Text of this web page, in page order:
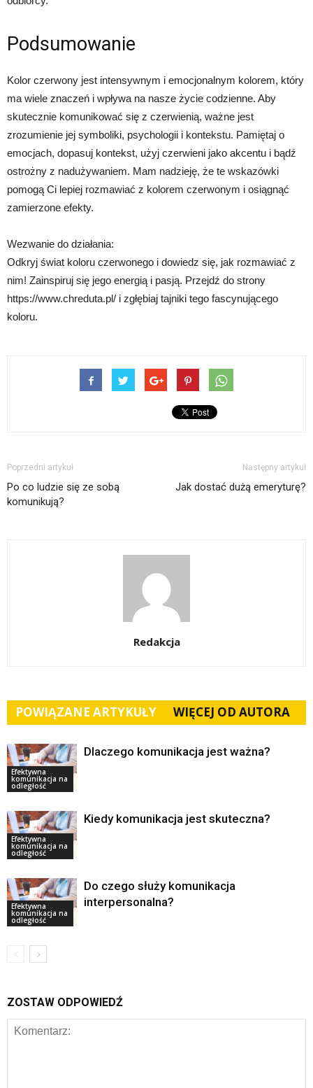
Podsumowanie
Kolor czerwony jest intensywnym i emocjonalnym kolorem, który
ma wiele znaczeń i wpływa na nasze życie codzienne. Aby
skutecznie komunikować się z czerwienią, ważne jest
zrozumienie jej symboliki, psychologii i kontekstu. Pamiętaj o
emocjach, dopasuj kontekst, użyj czerwieni jako akcentu i bądź
ostrożny z nadużywaniem. Mam nadzieję, że te wskazówki
pomogą Ci lepiej rozmawiać z kolorem czerwonym i osiągnąć
zamierzone efekty.
Wezwanie do działania:
Odkryj świat koloru czerwonego i dowiedz się, jak rozmawiać z
nim! Zainspiruj się jego energią i pasją. Przejdź do strony
https://www.chreduta.pl/ i zgłębiaj tajniki tego fascynującego
koloru.
Poprzedni artykuł
Po co ludzie się ze sobą
komunikują?
Następny artykuł
Jak dostać dużą emeryturę?
Redakcja
POWIĄZANE ARTYKUŁY WIĘCEJ OD AUTORA
Efektywna
komunikacja na
odległość
Dlaczego komunikacja jest ważna?
Efektywna
komunikacja na
odległość
Kiedy komunikacja jest skuteczna?
Efektywna
komunikacja na
odległość
Do czego służy komunikacja
interpersonalna?
ZOSTAW ODPOWIEDŹ